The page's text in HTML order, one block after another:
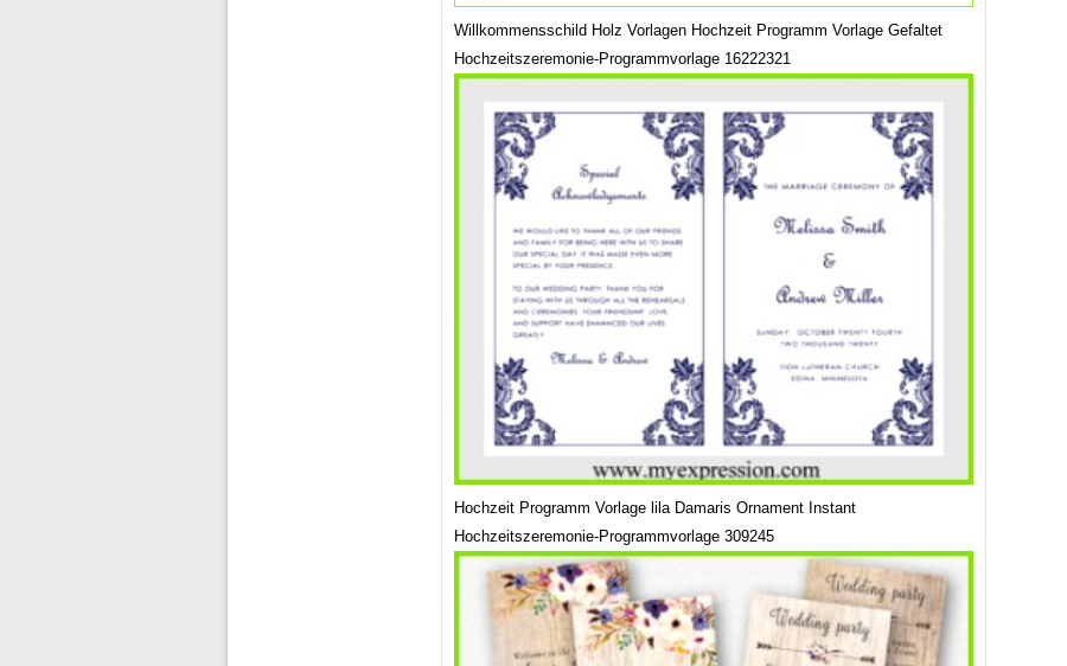
Willkommensschild Holz Vorlagen Hochzeit Programm Vorlage Gefaltet
Hochzeitszeremonie-Programmvorlage 16222321
Hochzeit Programm Vorlage lila Damaris Ornament Instant
Hochzeitszeremonie-Programmvorlage 309245